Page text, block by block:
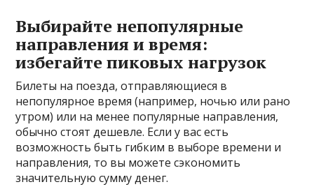
Выбирайте непопулярные
направления и время:
избегайте пиковых нагрузок
Билеты на поезда, отправляющиеся в
непопулярное время (например, ночью или рано
утром) или на менее популярные направления,
обычно стоят дешевле. Если у вас есть
возможность быть гибким в выборе времени и
направления, то вы можете сэкономить
значительную сумму денег.